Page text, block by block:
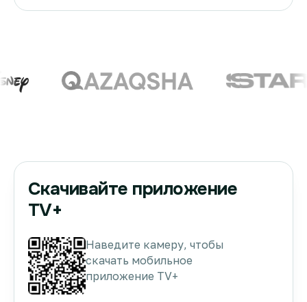
Скачивайте приложение
TV+
Наведите камеру, чтобы
скачать мобильное
приложение TV+